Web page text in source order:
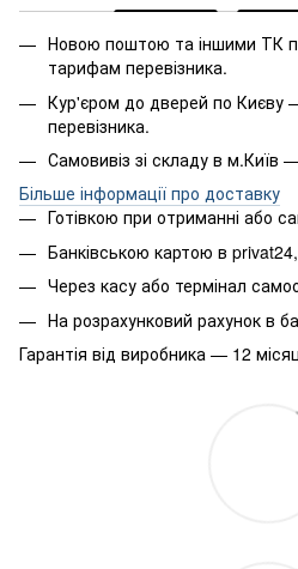
Новою поштою та іншими ТК
тарифам перевізника.
Кур'єром до дверей по Києву
перевізника.
Самовивіз зі складу в м.Київ
Більше інформації про доставку
Готівкою при отриманні або
Банківською картою в
Через касу або термінал
На розрахунковий рахунок в
Гарантія від виробника — 12